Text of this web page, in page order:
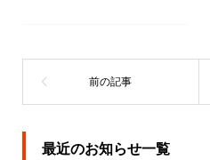
最近のお知らせ一覧